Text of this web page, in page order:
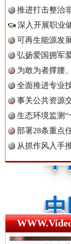
推进打击整治
深入开展职业
可再生能源发
弘扬爱国拥军
为敢为者撑腰
全面推进专业
事关公共资源
生态环境监测“
部署28条重点
从抓作风入手
红船
三年瞒报超